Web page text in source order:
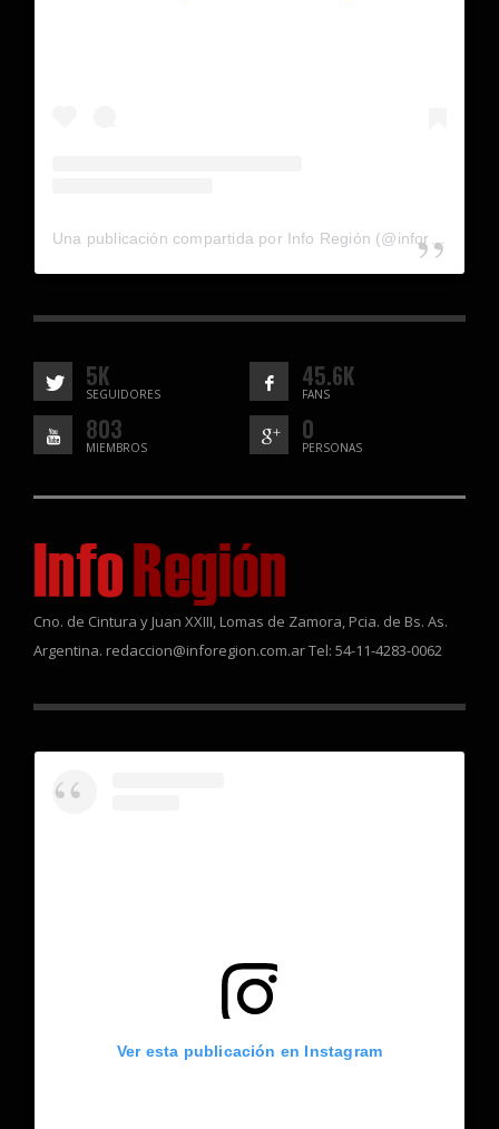
5K
SEGUIDORES
45.6K
FANS
803
MIEMBROS
0
PERSONAS
Cno. de Cintura y Juan XXIII, Lomas de Zamora, Pcia. de Bs. As.
Argentina. redaccion@inforegion.com.ar Tel: 54-11-4283-0062
Ver esta publicación en Instagram